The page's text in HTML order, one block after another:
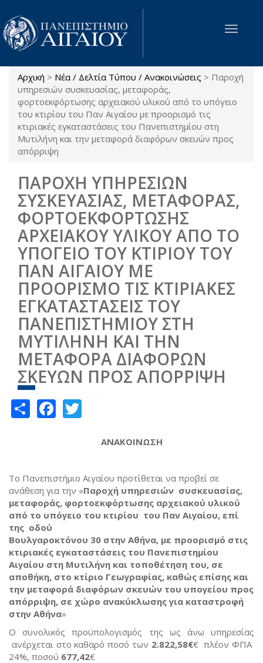
Παράκαμψη προς το κυρίως περιεχόμενο
Toggle
Είστε εδώ
Αρχική > Νέα / Δελτία Τύπου / Ανακοινώσεις > Παροχή
υπηρεσιών συσκευασίας, μεταφοράς,
φορτοεκφόρτωσης αρχειακού υλικού από το υπόγειο
του κτιρίου του Παν Αιγαίου με προορισμό τις
κτιριακές εγκαταστάσεις του Πανεπιστημίου στη
Μυτιλήνη και την μεταφορά διαφόρων σκευών προς
απόρριψη
ΠΑΡΟΧΗ ΥΠΗΡΕΣΙΩΝ
ΣΥΣΚΕΥΑΣΙΑΣ, ΜΕΤΑΦΟΡΑΣ,
ΦΟΡΤΟΕΚΦΟΡΤΩΣΗΣ
ΑΡΧΕΙΑΚΟΥ ΥΛΙΚΟΥ ΑΠΟ ΤΟ
ΥΠΟΓΕΙΟ ΤΟΥ ΚΤΙΡΙΟΥ ΤΟΥ
ΠΑΝ ΑΙΓΑΙΟΥ ΜΕ
ΠΡΟΟΡΙΣΜΟ ΤΙΣ ΚΤΙΡΙΑΚΕΣ
ΕΓΚΑΤΑΣΤΑΣΕΙΣ ΤΟΥ
ΠΑΝΕΠΙΣΤΗΜΙΟΥ ΣΤΗ
ΜΥΤΙΛΗΝΗ ΚΑΙ ΤΗΝ
ΜΕΤΑΦΟΡΑ ΔΙΑΦΟΡΩΝ
ΣΚΕΥΩΝ ΠΡΟΣ ΑΠΟΡΡΙΨΗ
ShareFacebook
ΑΝΑΚΟΙΝΩΣΗ
Το Πανεπιστήμιο Αιγαίου προτίθεται να προβεί σε
ανάθεση για την «Παροχή υπηρεσιών συσκευασίας,
μεταφοράς, φορτοεκφόρτωσης αρχειακού υλικού
από το υπόγειο του κτιρίου του Παν Αιγαίου, επί
της οδού
Βουλγαροκτόνου 30 στην Αθήνα, με προορισμό στις
κτιριακές εγκαταστάσεις του Πανεπιστημίου
Αιγαίου στη Μυτιλήνη και τοποθέτηση του, σε
αποθήκη, στο κτίριο Γεωγραφίας, καθώς επίσης και
την μεταφορά διαφόρων σκευών του υπογείου προς
απόρριψη, σε χώρο ανακύκλωσης για καταστροφή
στην Αθήνα»
Ο συνολικός προϋπολογισμός της ως άνω υπηρεσίας
ανέρχεται στο καθαρό ποσό των 2.822,58€€ πλέον ΦΠΑ
24%, ποσού 677,42€